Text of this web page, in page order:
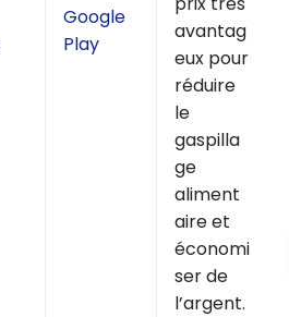
Google
Play
avantag
eux pour
réduire
le
gaspilla
ge
aliment
aire et
économi
ser de
l’argent.